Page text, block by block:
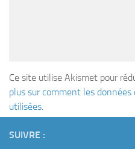
Ce site utilise Akismet pour
plus sur comment les
utilisées.
SUIVRE :